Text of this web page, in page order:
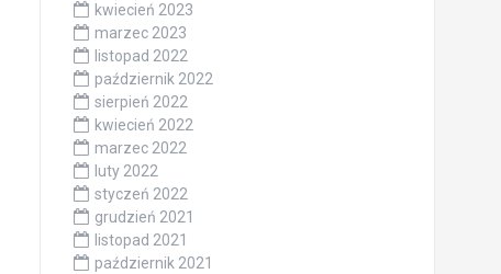
kwiecień 2023
marzec 2023
listopad 2022
październik 2022
sierpień 2022
kwiecień 2022
marzec 2022
luty 2022
styczeń 2022
grudzień 2021
listopad 2021
październik 2021